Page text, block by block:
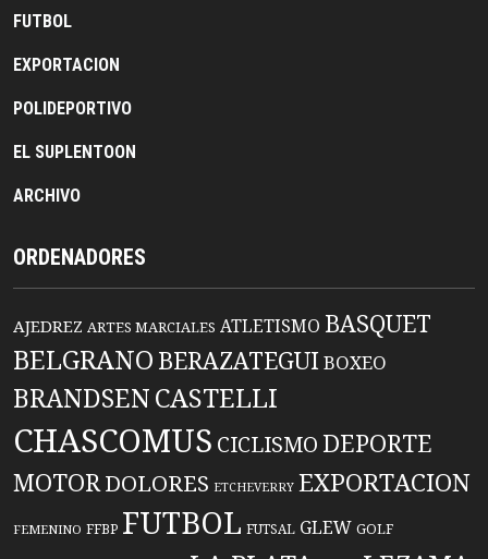
FUTBOL
EXPORTACION
POLIDEPORTIVO
EL SUPLENTOON
ARCHIVO
ORDENADORES
AJEDREZ ARTES MARCIALES ATLETISMO BASQUET
BELGRANO BERAZATEGUIBOXEO
BRANDSENCASTELLI
CHASCOMUS CICLISMO DEPORTE
MOTORDOLORES ETCHEVERRY EXPORTACION
FEMENINO FFBP FUTBOL FUTSAL GLEW GOLF